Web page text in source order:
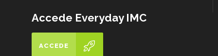
Accede Everyday IMC
ACCEDE